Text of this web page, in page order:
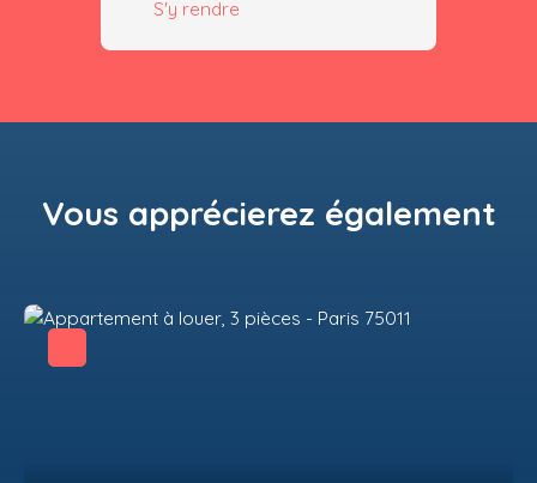
S'y rendre
Vous apprécierez également